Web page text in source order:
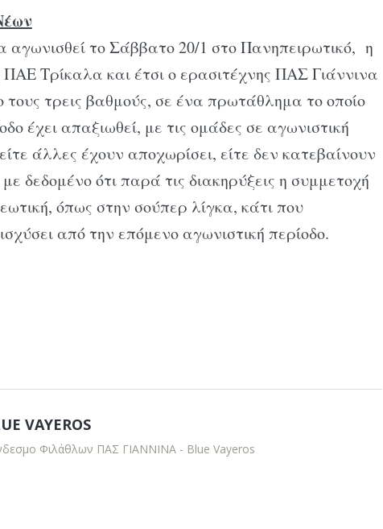
αγωνισθεί το Σάββατο 20/1 στο Πανηπειρωτικό, η
Tρίκαλα και έτσι ο ερασιτέχνης ΠAΣ Γιάννινα
τους τρεις βαθμούς, σε ένα πρωτάθλημα το οποίο
έχει απαξιωθεί, με τις ομάδες σε αγωνιστική
άλλες έχουν αποχωρίσει, είτε δεν κατεβαίνουν
δεδομένο ότι παρά τις διακηρύξεις η συμμετοχή
όπως στην σούπερ λίγκα, κάτι που
από την επόμενο αγωνιστική περίοδο.
VAYEROS
Φιλάθλων ΠΑΣ ΓΙΑΝΝΙΝΑ - Blue Vayeros